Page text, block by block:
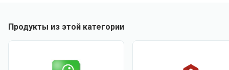
Продукты из этой категории